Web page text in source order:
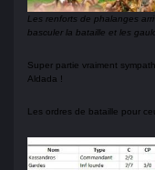
Les renforts de phalanges
basculer la bataille et les
Super partie vraiment
Aldada !
Les ordres de bataille pour